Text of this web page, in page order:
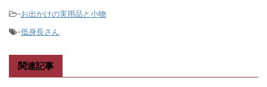
-お出かけの実用品と小物
-低身長さん
関連記事